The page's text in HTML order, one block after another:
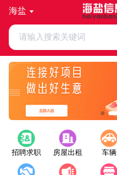
海盐
请输入搜索关键词
招聘求职 房屋出租 车辆